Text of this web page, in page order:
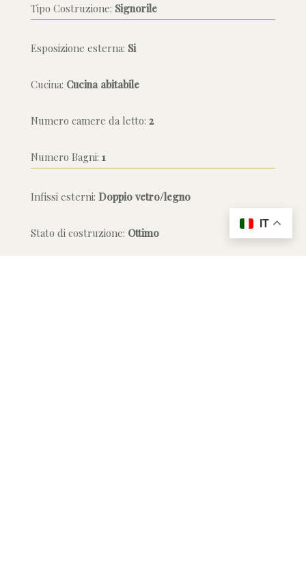
Tipo Costruzione: Signorile
Esposizione esterna: Si
Cucina: Cucina abitabile
Numero camere da letto: 2
Numero Bagni: 1
Infissi esterni: Doppio vetro/legno
Stato di costruzione: Ottimo
IT